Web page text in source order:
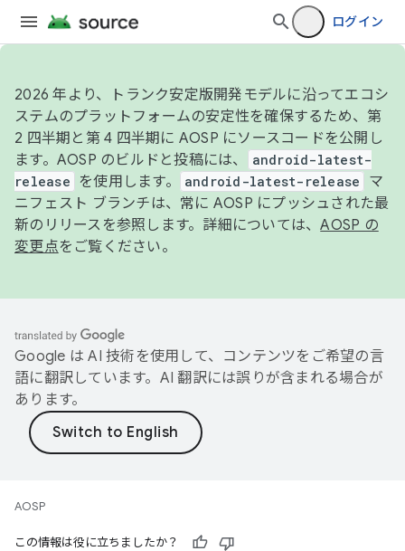
ログイン
2026 年より、トランク安定版開発モデルに沿ってエコシ
ステムのプラットフォームの安定性を確保するため、第
2 四半期と第 4 四半期に AOSP にソースコードを公開し
ます。AOSP のビルドと投稿には、
android-latest-
release
を使用します。 android-latest-release
マ
ニフェスト ブランチは、常に AOSP にプッシュされた最
新のリリースを参照します。詳細については、AOSP の
変更点をご覧ください。
Google は AI 技術を使用して、コンテンツをご希望の言
語に翻訳しています。AI 翻訳には誤りが含まれる場合が
あります。
AOSP
この情報は役に立ちましたか？